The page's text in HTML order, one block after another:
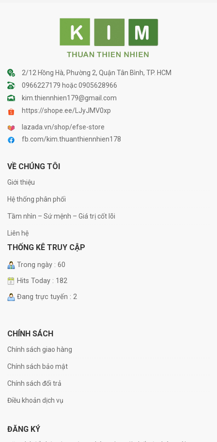
2/12 Hồng Hà, Phường 2, Quận Tân Bình, TP. HCM
0966227179 hoặc 0905628966
kim.thiennhien179@gmail.com
https://shope.ee/LJyJMV0xp
lazada.vn/shop/efse-store
fb.com/kim.thuanthiennhien178
VỀ CHÚNG TÔI
Giới thiệu
Hệ thống phân phối
Tầm nhìn – Sứ mệnh – Giá trị cốt lõi
Liên hệ
THỐNG KÊ TRUY CẬP
Trong ngày : 60
Hits Today : 182
Đang trực tuyến : 2
CHÍNH SÁCH
Chính sách giao hàng
Chính sách bảo mật
Chính sách đổi trả
Điều khoản dịch vụ
ĐĂNG KÝ